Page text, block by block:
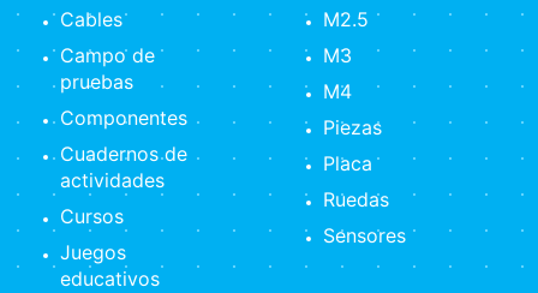
Cables
Campo de
pruebas
Componentes
Cuadernos de
actividades
Cursos
Juegos
educativos
M2.5
M3
M4
Piezas
Placa
Ruedas
Sensores